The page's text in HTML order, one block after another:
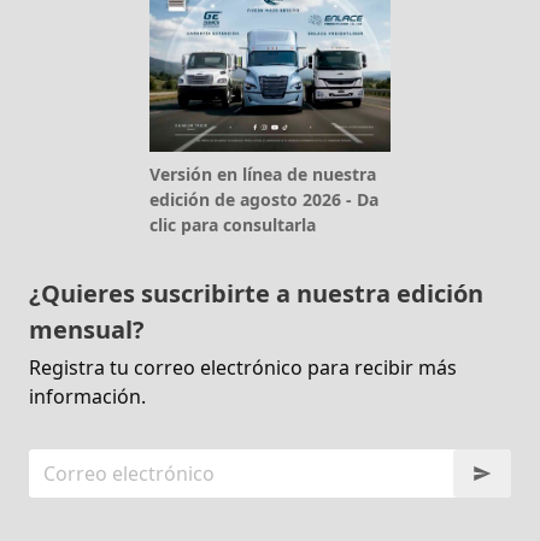
Versión en línea de nuestra
edición de agosto 2026 - Da
clic para consultarla
¿Quieres suscribirte a nuestra edición
mensual?
Registra tu correo electrónico para recibir más
información.